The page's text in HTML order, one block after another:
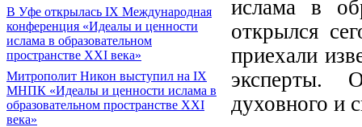
В Уфе открылась IX Международная
конференция «Идеалы и ценности
ислама в образовательном
пространстве XXI века»
Митрополит Никон выступил на IX
МНПК «Идеалы и ценности ислама в
образовательном пространстве XXI
века»
ислама в
открылся
приехали
эксперты.
духовного и